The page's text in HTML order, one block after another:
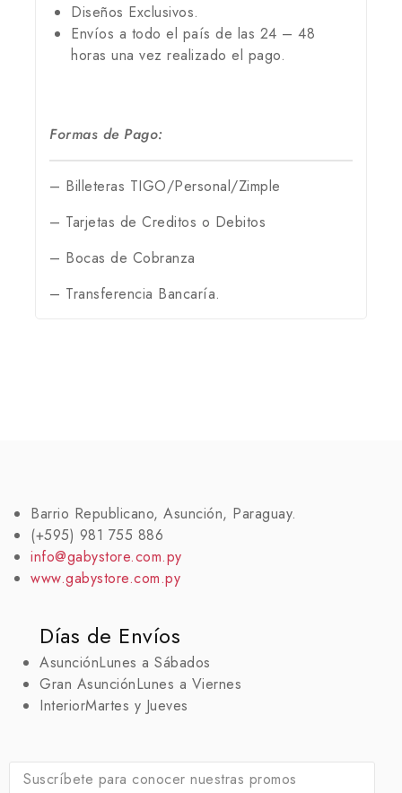
Diseños Exclusivos.
Envíos a todo el país de las 24 – 48
horas una vez realizado el pago.
Formas de Pago:
– Billeteras TIGO/Personal/Zimple
– Tarjetas de Creditos o Debitos
– Bocas de Cobranza
– Transferencia Bancaría.
Barrio Republicano, Asunción, Paraguay.
(+595) 981 755 886
info@gabystore.com.py
www.gabystore.com.py
Días de Envíos
AsunciónLunes a Sábados
Gran AsunciónLunes a Viernes
InteriorMartes y Jueves